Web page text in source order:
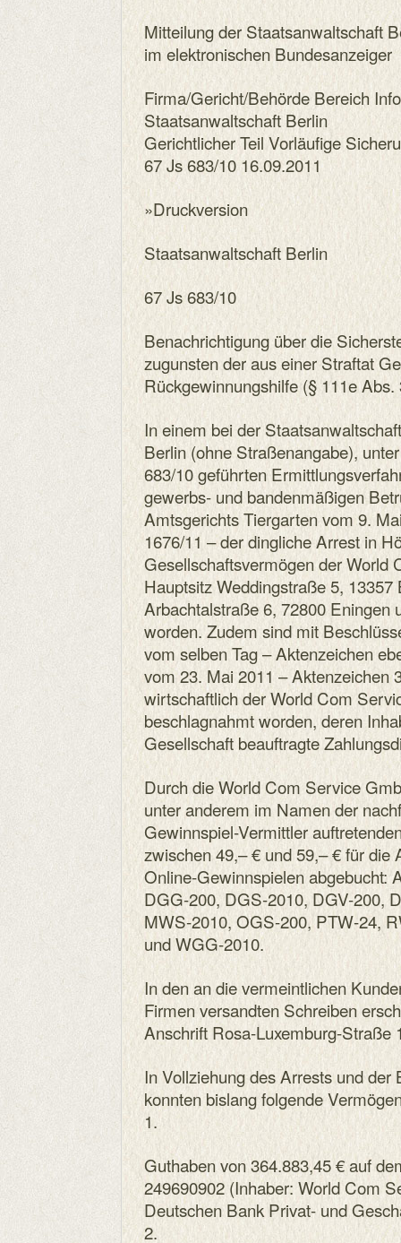
Mitteilung der Staatsanwaltschaft
im elektronischen Bundesanzeiger
Firma/Gericht/Behörde Bereich
Staatsanwaltschaft Berlin
Gerichtlicher Teil Vorläufige
67 Js 683/10 16.09.2011
»Druckversion
Staatsanwaltschaft Berlin
67 Js 683/10
Benachrichtigung über die
zugunsten der aus einer Straftat
Rückgewinnungshilfe (§ 111e
In einem bei der
Berlin (ohne Straßenangabe),
683/10 geführten
gewerbs- und bandenmäßigen
Amtsgerichts Tiergarten vom 9.
1676/11 – der dingliche Arrest in
Gesellschaftsvermögen der World
Hauptsitz Weddingstraße 5,
Arbachtalstraße 6, 72800 Eningen
worden. Zudem sind mit
vom selben Tag – Aktenzeichen
vom 23. Mai 2011 – Aktenzeichen
wirtschaftlich der World Com
beschlagnahmt worden, deren
Gesellschaft beauftragte
Durch die World Com Service
unter anderem im Namen der
Gewinnspiel-Vermittler
zwischen 49,– € und 59,– € für die
Online-Gewinnspielen abgebucht:
DGG-200, DGS-2010, DGV-200,
MWS-2010, OGS-200, PTW-24,
und WGG-2010.
In den an die vermeintlichen
Firmen versandten Schreiben
Anschrift Rosa-Luxemburg-Straße
In Vollziehung des Arrests und
konnten bislang folgende
1.
Guthaben von 364.883,45 € auf
249690902 (Inhaber: World Com
Deutschen Bank Privat- und
2.